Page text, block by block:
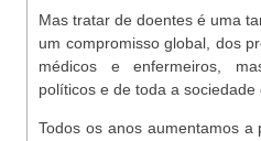
Mas tratar de doentes é uma
um compromisso global, dos
médicos e enfermeiros,
políticos e de toda a sociedade
Todos os anos aumentamos